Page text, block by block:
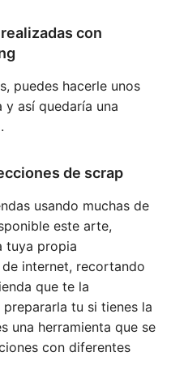
con
puedes hacerle unos
así quedaría una
de scrap
usando muchas de
este arte,
tuya propia
internet, recortando
que te la
tu si tienes la
una herramienta que se
con diferentes